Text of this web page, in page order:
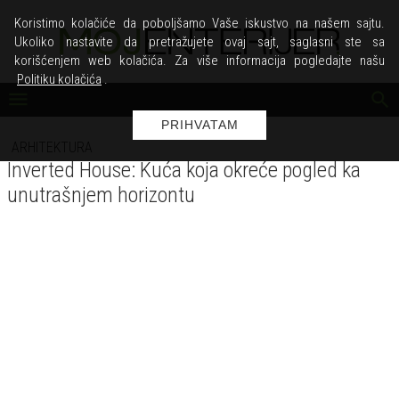
Inverted House: Kuća koja okreće pogled ka
unutrašnjem horizontu
Koristimo kolačiće da poboljšamo Vaše iskustvo na našem sajtu.
Ukoliko nastavite da pretražujete ovaj sajt, saglasni ste sa
korišćenjem web kolačića. Za više informacija pogledajte našu
Politiku kolačića .
PRIHVATAM